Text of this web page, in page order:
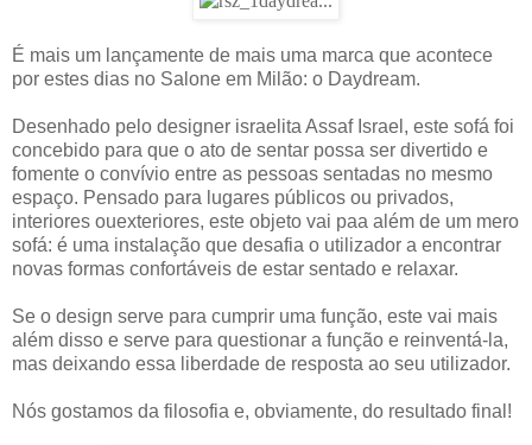
É mais um lançamente de mais uma marca que acontece
por estes dias no Salone em Milão: o Daydream.
Desenhado pelo designer israelita Assaf Israel, este sofá foi
concebido para que o ato de sentar possa ser divertido e
fomente o convívio entre as pessoas sentadas no mesmo
espaço. Pensado para lugares públicos ou privados,
interiores ouexteriores, este objeto vai paa além de um mero
sofá: é uma instalação que desafia o utilizador a encontrar
novas formas confortáveis de estar sentado e relaxar.
Se o design serve para cumprir uma função, este vai mais
além disso e serve para questionar a função e reinventá-la,
mas deixando essa liberdade de resposta ao seu utilizador.
Nós gostamos da filosofia e, obviamente, do resultado final!